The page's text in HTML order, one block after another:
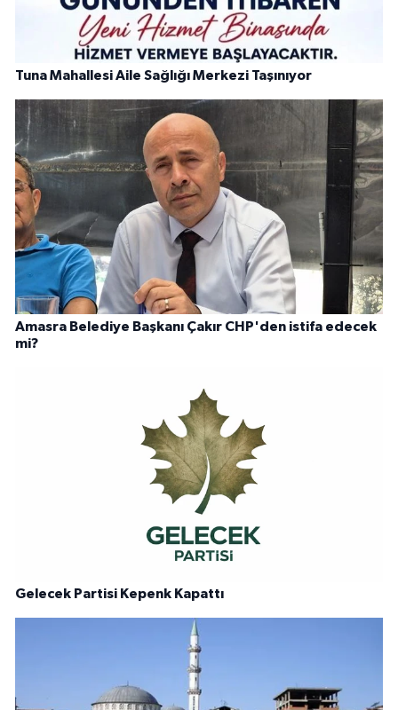
Tuna Mahallesi Aile Sağlığı Merkezi Taşınıyor
Amasra Belediye Başkanı Çakır CHP'den istifa edecek
mi?
Gelecek Partisi Kepenk Kapattı